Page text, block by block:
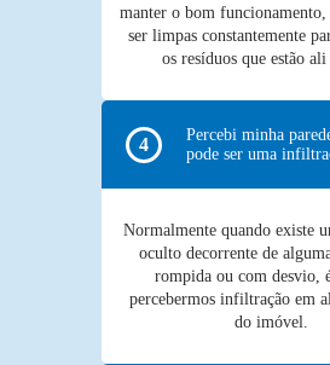
manter o bom funcionamento,
ser limpas constantemente
os resíduos que estão
Percebi minha
pode ser uma
Normalmente quando existe
oculto decorrente de
rompida ou com desvio,
percebermos infiltração em
do imóvel.